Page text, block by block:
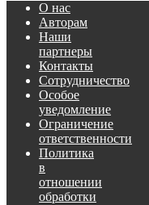
О нас
Авторам
Наши
партнеры
Контакты
Сотрудничество
Особое
уведомление
Ограничение
ответственности
Политика
в
отношении
обработки